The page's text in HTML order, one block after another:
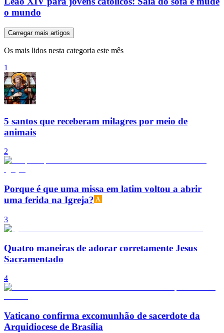
o mundo
Carregar mais artigos
Os mais lidos nesta categoria este mês
1
5 santos que receberam milagres por meio de
animais
2
Porque é que uma missa em latim voltou a abrir
uma ferida na Igreja?
3
Quatro maneiras de adorar corretamente Jesus
Sacramentado
4
Vaticano confirma excomunhão de sacerdote da
Arquidiocese de Brasília